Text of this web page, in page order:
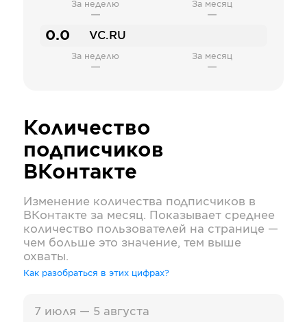
За неделю
—
За месяц
—
0.0 VC.RU
За неделю
—
За месяц
—
Количество
подписчиков
ВКонтакте
Изменение количества подписчиков в
ВКонтакте за месяц. Показывает среднее
количество пользователей на странице —
чем больше это значение, тем выше
охваты.
Как разобраться в этих цифрах?
7 июля — 5 августа